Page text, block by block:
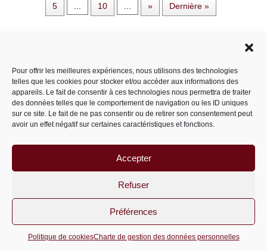
Pour offrir les meilleures expériences, nous utilisons des technologies
telles que les cookies pour stocker et/ou accéder aux informations des
appareils. Le fait de consentir à ces technologies nous permettra de traiter
des données telles que le comportement de navigation ou les ID uniques
sur ce site. Le fait de ne pas consentir ou de retirer son consentement peut
avoir un effet négatif sur certaines caractéristiques et fonctions.
Accepter
Refuser
Préférences
Politique de cookiesCharte de gestion des données personnelles
5 10 » Dernière »
Catégories